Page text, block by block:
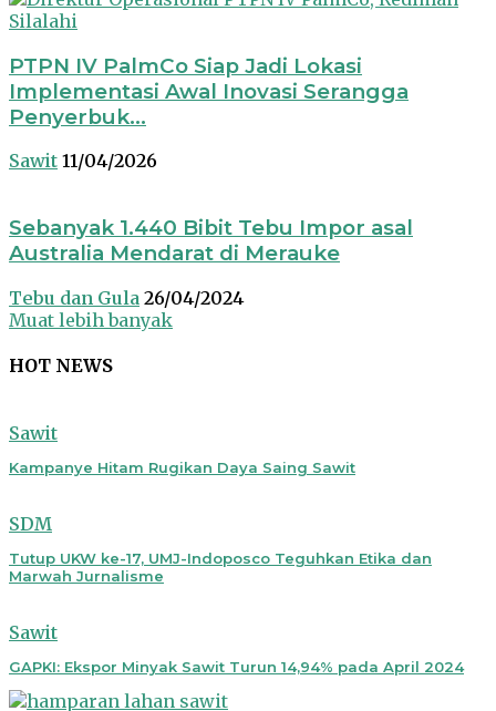
PTPN IV PalmCo Siap Jadi Lokasi
Implementasi Awal Inovasi Serangga
Penyerbuk...
Sawit 11/04/2026
Sebanyak 1.440 Bibit Tebu Impor asal
Australia Mendarat di Merauke
Tebu dan Gula 26/04/2024
Muat lebih banyak
HOT NEWS
Sawit
Kampanye Hitam Rugikan Daya Saing Sawit
SDM
Tutup UKW ke-17, UMJ-Indoposco Teguhkan Etika dan
Marwah Jurnalisme
Sawit
GAPKI: Ekspor Minyak Sawit Turun 14,94% pada April 2024